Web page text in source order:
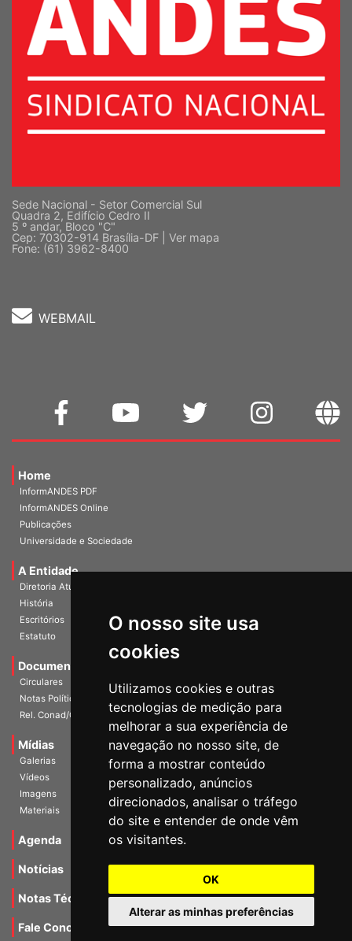
O nosso site usa
cookies
Utilizamos cookies e outras
tecnologias de medição para
melhorar a sua experiência de
navegação no nosso site, de
forma a mostrar conteúdo
personalizado, anúncios
direcionados, analisar o tráfego
do site e entender de onde vêm
os visitantes.
OK
Alterar as minhas preferências
Sede Nacional - Setor Comercial Sul
Quadra 2, Edifício Cedro II
5 º andar, Bloco "C"
Cep: 70302-914 Brasília-DF | Ver mapa
Fone: (61) 3962-8400
WEBMAIL
Home
InformANDES PDF
InformANDES Online
Publicações
Universidade e Sociedade
A Entidade
Diretoria Atual
História
Escritórios
Estatuto
Documentos
Circulares
Notas Políticas
Rel. Conad/Congresso
Mídias
Galerias
Vídeos
Imagens
Materiais
Agenda
Notícias
Notas Técnicas
Fale Conocsco